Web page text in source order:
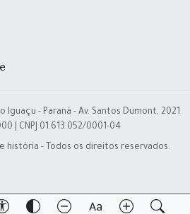
- Paraná - Av. Santos Dumont, 2021
| CNPJ 01.613.052/0001-04
história - Todos os direitos reservados.